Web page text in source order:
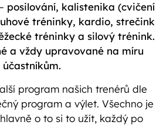
– posilování, kalistenika (cvičení
tréninky, kardio, strečink
tréninky a silový trénink.
a vždy upravované na míru
účastníkům.
program našich trenérů dle
program a výlet. Všechno je
o to si to užít, každý po